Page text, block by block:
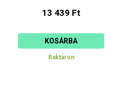
13 439 Ft
KOSÁRBA
Raktáron